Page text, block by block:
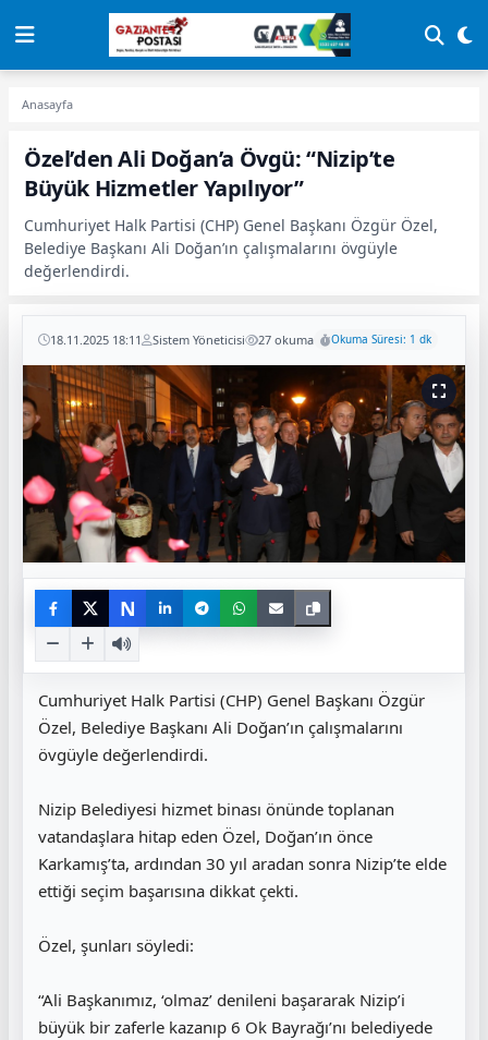
Anasayfa
Özel’den Ali Doğan’a Övgü: “Nizip’te
Büyük Hizmetler Yapılıyor”
Cumhuriyet Halk Partisi (CHP) Genel Başkanı Özgür Özel,
Belediye Başkanı Ali Doğan’ın çalışmalarını övgüyle
değerlendirdi.
18.11.2025 18:11 Sistem Yöneticisi 27 okuma Okuma Süresi: 1 dk
N
Cumhuriyet Halk Partisi (CHP) Genel Başkanı Özgür
Özel, Belediye Başkanı Ali Doğan’ın çalışmalarını
övgüyle değerlendirdi.
Nizip Belediyesi hizmet binası önünde toplanan
vatandaşlara hitap eden Özel, Doğan’ın önce
Karkamış’ta, ardından 30 yıl aradan sonra Nizip’te elde
ettiği seçim başarısına dikkat çekti.
Özel, şunları söyledi:
“Ali Başkanımız, ‘olmaz’ denileni başararak Nizip’i
büyük bir zaferle kazanıp 6 Ok Bayrağı’nı belediyede